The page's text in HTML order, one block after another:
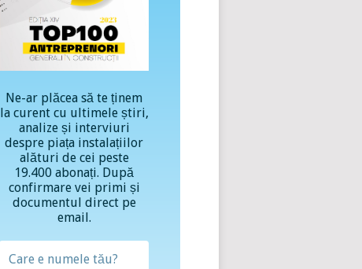
Ne-ar plăcea să te ținem
la curent cu ultimele știri,
analize și interviuri
despre piața instalațiilor
alături de cei peste
19.400 abonați. După
confirmare vei primi și
documentul direct pe
email.